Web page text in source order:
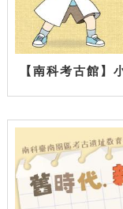
【南科考古館】